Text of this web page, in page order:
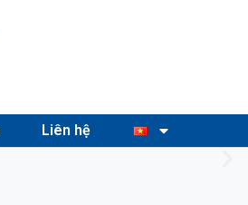
Liên hệ